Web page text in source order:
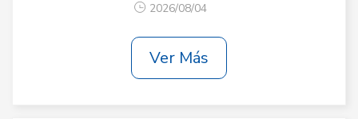
2026/08/04
Ver Más